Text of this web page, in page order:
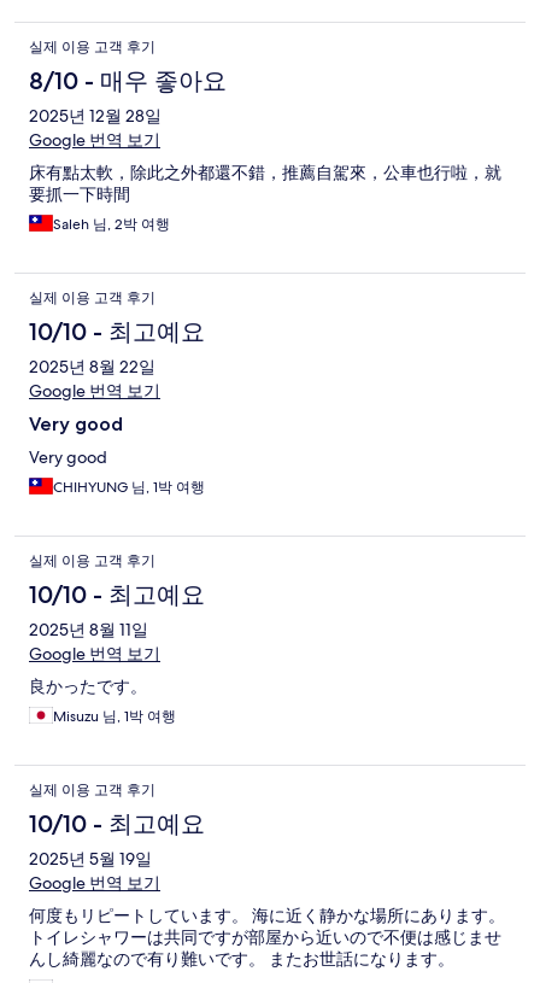
실제 이용 고객 후기
8/10 - 매우 좋아요
2025년 12월 28일
Google 번역 보기
床有點太軟，除此之外都還不錯，推薦自駕來，公車也行啦，就
要抓一下時間
Saleh 님, 2박 여행
실제 이용 고객 후기
10/10 - 최고예요
2025년 8월 22일
Google 번역 보기
Very good
Very good
CHIHYUNG 님, 1박 여행
실제 이용 고객 후기
10/10 - 최고예요
2025년 8월 11일
Google 번역 보기
良かったです。
Misuzu 님, 1박 여행
실제 이용 고객 후기
10/10 - 최고예요
2025년 5월 19일
Google 번역 보기
何度もリピートしています。 海に近く静かな場所にあります。
トイレシャワーは共同ですが部屋から近いので不便は感じませ
んし綺麗なので有り難いです。 またお世話になります。